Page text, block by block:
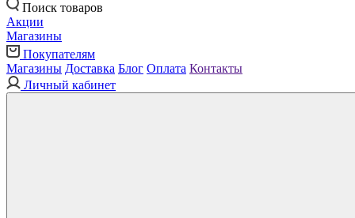
Поиск товаров
Акции
Магазины
Покупателям
Магазины Доставка Блог Оплата Контакты
Личный кабинет